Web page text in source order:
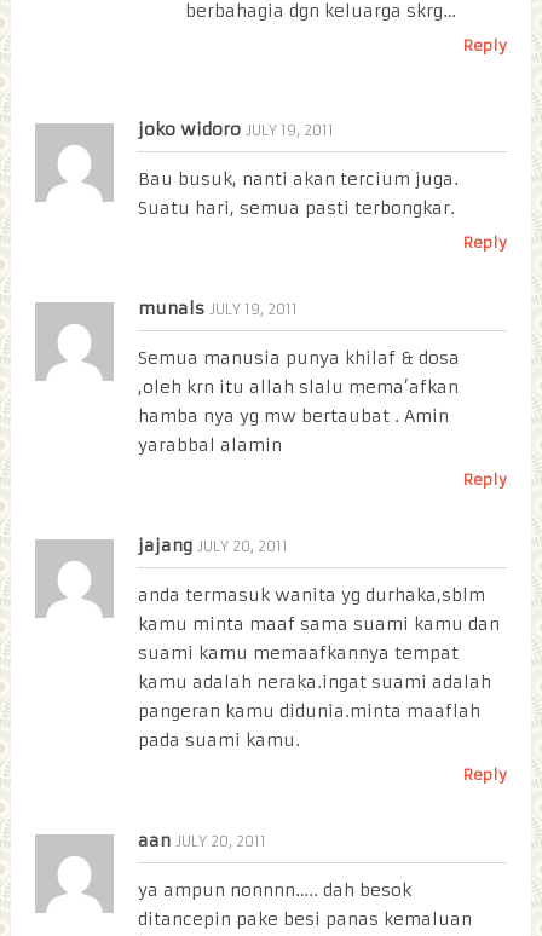
berbahagia dgn keluarga skrg…
Reply
joko widoro JULY 19, 2011
Bau busuk, nanti akan tercium juga.
Suatu hari, semua pasti terbongkar.
Reply
munals JULY 19, 2011
Semua manusia punya khilaf & dosa
,oleh krn itu allah slalu mema’afkan
hamba nya yg mw bertaubat . Amin
yarabbal alamin
Reply
jajang JULY 20, 2011
anda termasuk wanita yg durhaka,sblm
kamu minta maaf sama suami kamu dan
suami kamu memaafkannya tempat
kamu adalah neraka.ingat suami adalah
pangeran kamu didunia.minta maaflah
pada suami kamu.
Reply
aan JULY 20, 2011
ya ampun nonnnn….. dah besok
ditancepin pake besi panas kemaluan